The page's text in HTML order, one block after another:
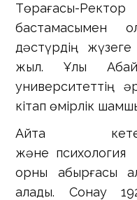
Төрағасы-
бастамасымен
дәстүрдің
жыл. Ұлы
университеттің
кітап өмірлік
Айта
және психология
орны қабырғасы
алады. Сонау